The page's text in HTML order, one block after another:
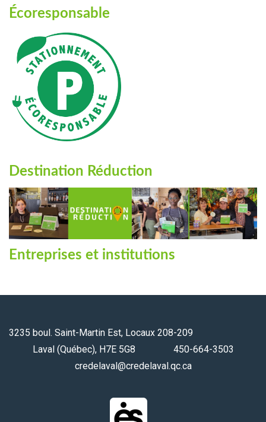
Écoresponsable
Destination Réduction
Entreprises et institutions
3235 boul. Saint-Martin Est, Locaux 208-209
Laval (Québec), H7E 5G8 450-664-3503
credelaval@credelaval.qc.ca